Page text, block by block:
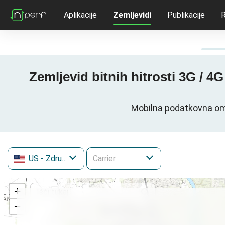
Aplikacije Zemljevidi Publikacije
Zemljevid bitnih hitrosti 3G /
Mobilna podatkovna
US - Združene države Amerike
+
−